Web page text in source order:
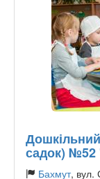
садок) №52
Бахмут, вул.